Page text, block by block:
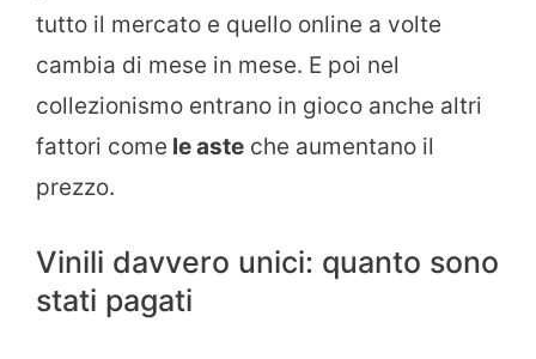
tutto il mercato e quello online a volte
cambia di mese in mese. E poi nel
collezionismo entrano in gioco anche altri
fattori come le aste che aumentano il
prezzo.
Vinili davvero unici: quanto sono
stati pagati